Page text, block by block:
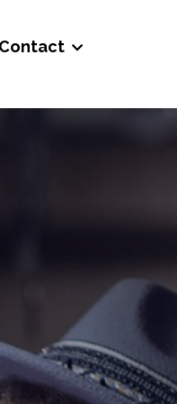
Contact